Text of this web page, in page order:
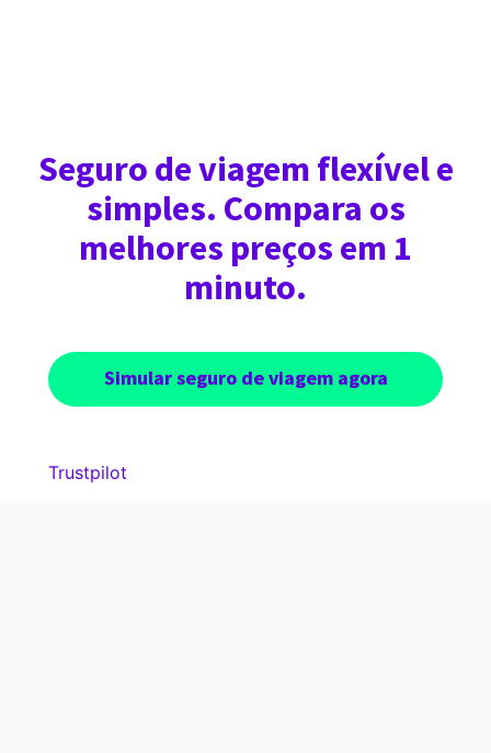
Seguro de viagem flexível e
simples. Compara os
melhores preços em 1
minuto.
Simular seguro de viagem agora
Trustpilot